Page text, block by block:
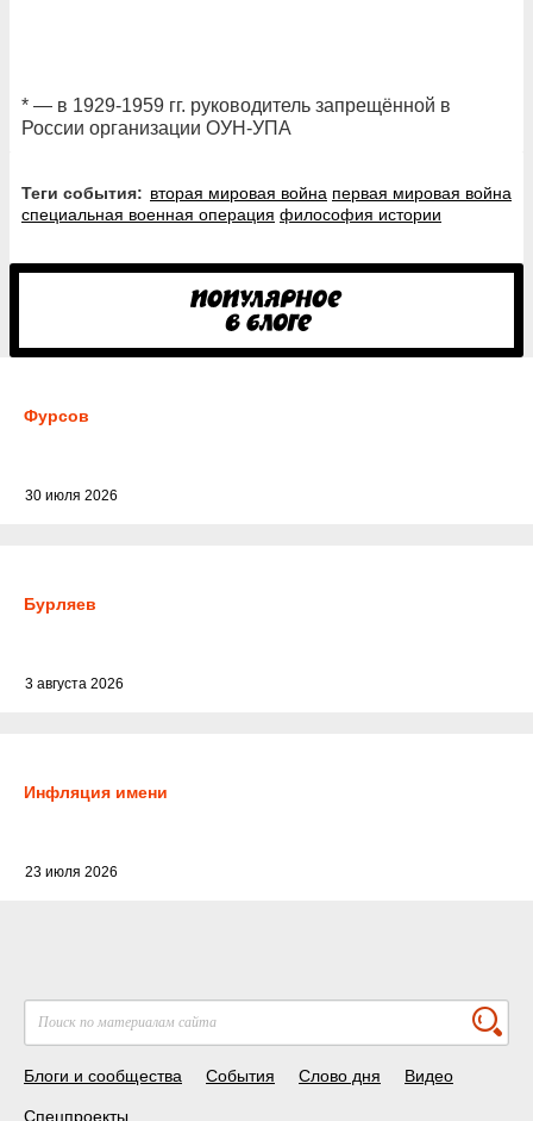
* — в 1929-1959 гг. руководитель запрещённой в
России организации ОУН-УПА
Теги события: вторая мировая война первая мировая война
специальная военная операция философия истории
Фурсов
30 июля 2026
Бурляев
3 августа 2026
Инфляция имени
23 июля 2026
Блоги и сообщества События Слово дня Видео
Спецпроекты